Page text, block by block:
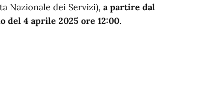
Nazionale dei Servizi), a partire dal
4 aprile 2025 ore 12:00.